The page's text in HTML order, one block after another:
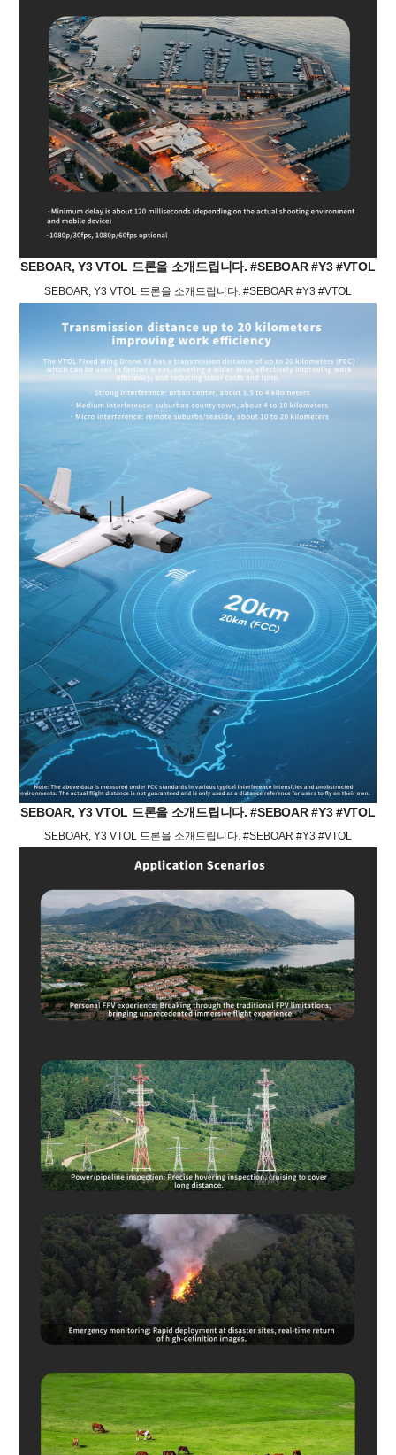
SEBOAR, Y3 VTOL 드론을 소개드립니다. #SEBOAR #Y3 #VTOL
SEBOAR, Y3 VTOL 드론을 소개드립니다. #SEBOAR #Y3 #VTOL
SEBOAR, Y3 VTOL 드론을 소개드립니다. #SEBOAR #Y3 #VTOL
SEBOAR, Y3 VTOL 드론을 소개드립니다. #SEBOAR #Y3 #VTOL